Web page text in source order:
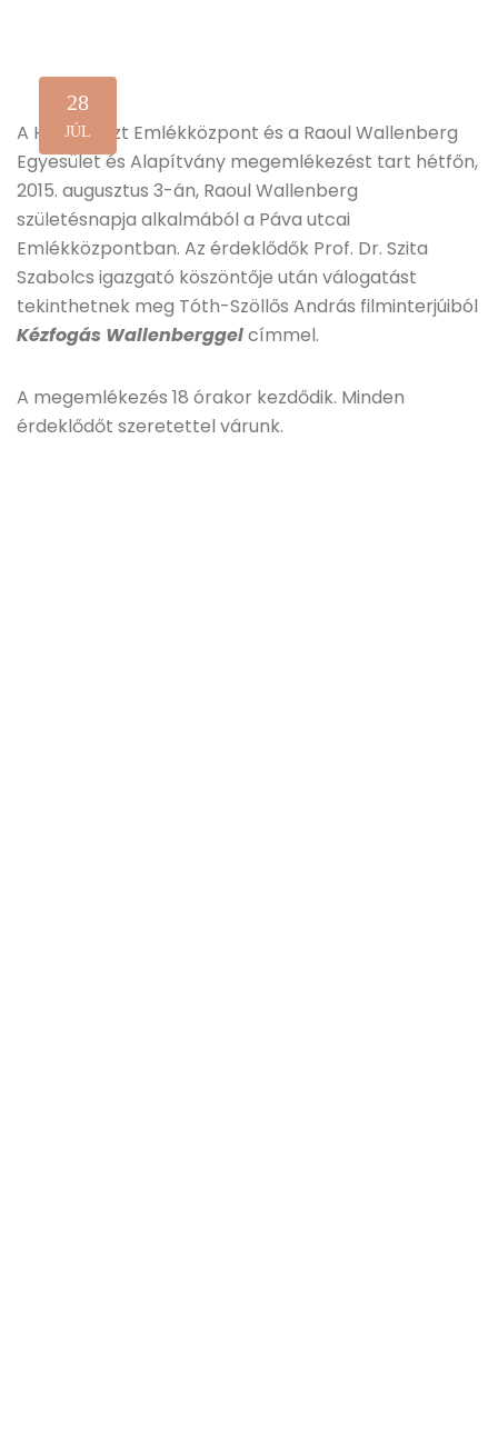
28
JÚL
A Holokauszt Emlékközpont és a Raoul Wallenberg
Egyesület és Alapítvány megemlékezést tart hétfőn,
2015. augusztus 3-án, Raoul Wallenberg
születésnapja alkalmából a Páva utcai
Emlékközpontban. Az érdeklődők Prof. Dr. Szita
Szabolcs igazgató köszöntője után válogatást
tekinthetnek meg Tóth-Szöllős András filminterjúiból
Kézfogás Wallenberggelcímmel.
A megemlékezés 18 órakor kezdődik. Minden
érdeklődőt szeretettel várunk.